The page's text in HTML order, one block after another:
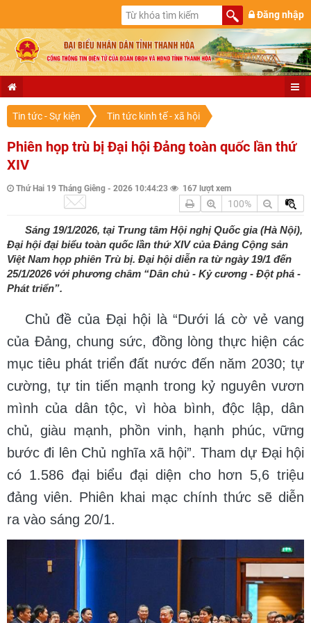
Đăng nhập
Tin tức - Sự kiện Tin tức kinh tế - xã hội
Phiên họp trù bị Đại hội Đảng toàn quốc lần thứ
XIV
Thứ Hai 19 Tháng Giêng - 2026 10:44:23 167 lượt xem
100%
Sáng 19/1/2026, tại Trung tâm Hội nghị Quốc gia (Hà Nội),
Đại hội đại biểu toàn quốc lần thứ XIV của Đảng Cộng sản
Việt Nam họp phiên Trù bị. Đại hội diễn ra từ ngày 19/1 đến
25/1/2026 với phương châm “Dân chủ - Kỷ cương - Đột phá -
Phát triển”.
Chủ đề của Đại hội là “Dưới lá cờ vẻ vang
của Đảng, chung sức, đồng lòng thực hiện các
mục tiêu phát triển đất nước đến năm 2030; tự
cường, tự tin tiến mạnh trong kỷ nguyên vươn
mình của dân tộc, vì hòa bình, độc lập, dân
chủ, giàu mạnh, phồn vinh, hạnh phúc, vững
bước đi lên Chủ nghĩa xã hội”. Tham dự Đại hội
có 1.586 đại biểu đại diện cho hơn 5,6 triệu
đảng viên. Phiên khai mạc chính thức sẽ diễn
ra vào sáng 20/1.